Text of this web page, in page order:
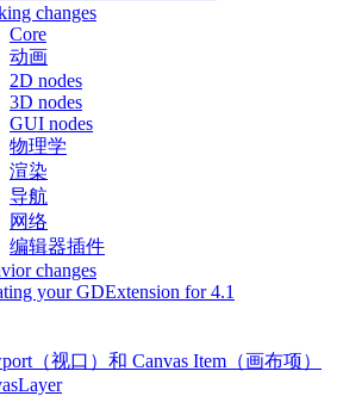
changes
Core
动画
2D nodes
3D nodes
GUI nodes
物理学
渲染
导航
网络
编辑器插件
changes
your GDExtension for 4.1
（视口）和 Canvas Item（画布项）